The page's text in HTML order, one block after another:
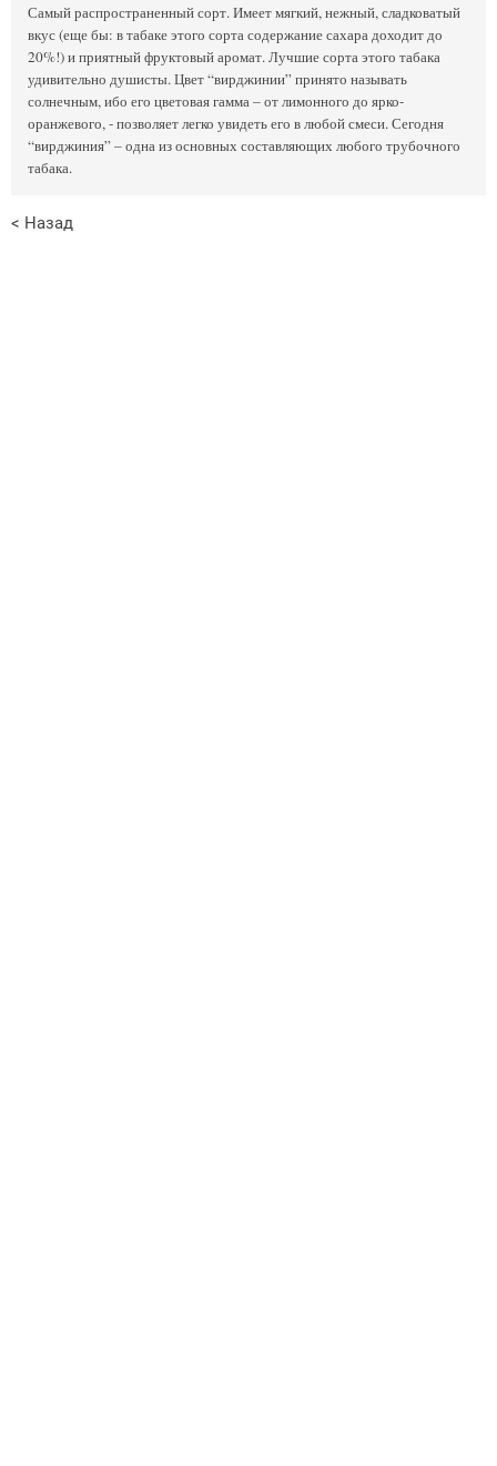
Самый распространенный сорт. Имеет мягкий, нежный, сладковатый
вкус (еще бы: в табаке этого сорта содержание сахара доходит до
20%!) и приятный фруктовый аромат. Лучшие сорта этого табака
удивительно душисты. Цвет “вирджинии” принято называть
солнечным, ибо его цветовая гамма – от лимонного до ярко-
оранжевого, - позволяет легко увидеть его в любой смеси. Сегодня
“вирджиния” – одна из основных составляющих любого трубочного
табака.
< Назад